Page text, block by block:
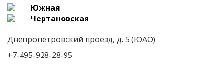
Южная
Чертановская
Днепропетровский проезд, д. 5 (ЮАО)
+7-495-928-28-95